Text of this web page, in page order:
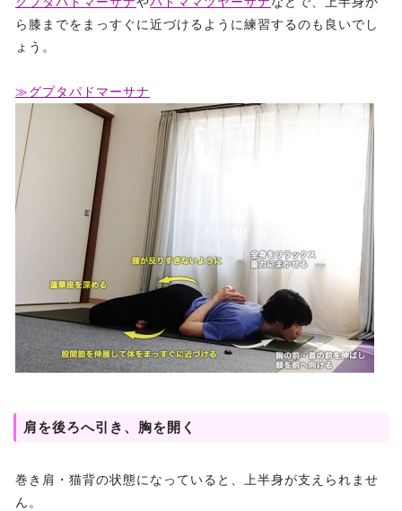
ら膝までをまっすぐに近づけるように練習するのも良いでし
ょう。
≫グプタパドマーサナ
肩を後ろへ引き、胸を開く
巻き肩・猫背の状態になっていると、上半身が支えられませ
ん。